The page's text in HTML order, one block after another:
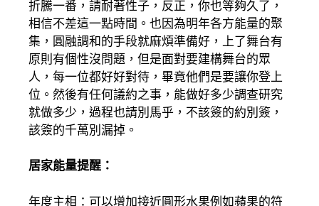
折騰一番，請耐著性子，反正，你也等夠久了，
相信不差這一點時間。也因為明年各方能量的聚
集，圓融調和的手段就麻煩準備好，上了舞台有
原則有個性沒問題，但是面對要建構舞台的眾
人，每一位都好好對待，畢竟他們是要讓你登上
位。然後有任何議約之事，能做好多少調查研究
就做多少，過程也請別馬乎，不該簽的約別簽，
該簽的千萬別漏掉。
居家能量提醒：
年度主相：可以增加接近圓形水果例如蘋果的符